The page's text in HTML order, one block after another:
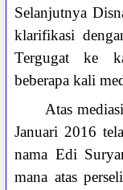
Selanjutnya
klarifikasi
Tergugat ke
beberapa kali
Atas
Januari 2016
nama Edi
mana atas